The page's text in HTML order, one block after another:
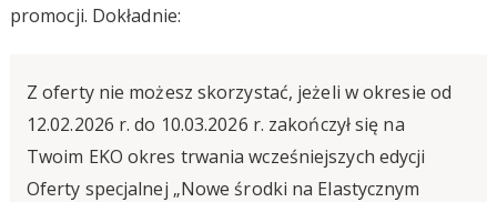
promocji. Dokładnie:
Z oferty nie możesz skorzystać, jeżeli w okresie od
12.02.2026 r. do 10.03.2026 r. zakończył się na
Twoim EKO okres trwania wcześniejszych edycji
Oferty specjalnej „Nowe środki na Elastycznym